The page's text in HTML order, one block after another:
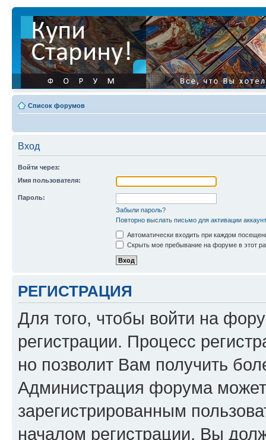
Список форумов
Вход
Войти через:
Имя пользователя:
Пароль:
Забыли пароль?
Повторно выслать письмо для активации
Автоматически входить при каждом
Скрыть мое пребывание на форуме в этот
РЕГИСТРАЦИЯ
Для того, чтобы войти на
регистрации. Процесс
но позволит Вам получить
Администрация форума может
зарегистрированным
началом регистрации, Вы